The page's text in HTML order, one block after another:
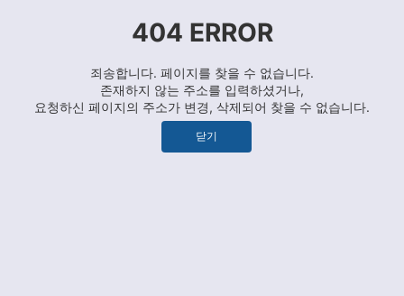
404 ERROR
죄송합니다. 페이지를 찾을 수 없습니다.
존재하지 않는 주소를 입력하셨거나,
요청하신 페이지의 주소가 변경, 삭제되어 찾을 수 없습니다.
닫기